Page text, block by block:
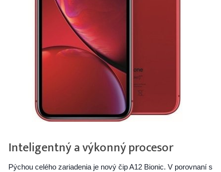
Inteligentný a výkonný procesor
Pýchou celého zariadenia je nový čip A12 Bionic. V porovnaní s